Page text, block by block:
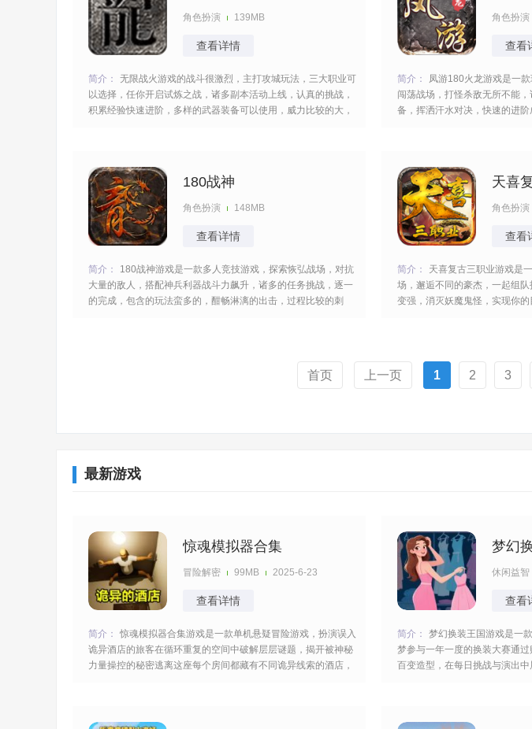
角色扮演 139MB
查看详情
简介：
无限战火游戏的战斗很激烈，主打攻城玩法，三大职业可
以选择，任你开启试炼之战，诸多副本活动上线，认真的挑战，
积累经验快速进阶，多样的武器装备可以使用，威力比较的大，
角色扮演
查看
简介：
凤游180火龙游戏是一
闯荡战场，打怪杀敌无所不能
备，挥洒汗水对决，快速的进
180战神
角色扮演 148MB
查看详情
简介：
180战神游戏是一款多人竞技游戏，探索恢弘战场，对抗
大量的敌人，搭配神兵利器战斗力飙升，诸多的任务挑战，逐一
的完成，包含的玩法蛮多的，酣畅淋漓的出击，过程比较的刺
天喜
角色扮演
查看
简介：
天喜复古三职业游戏是
场，邂逅不同的豪杰，一起组
变强，消灭妖魔鬼怪，实现你
首页 上一页 1 2 3
最新游戏
惊魂模拟器合集
冒险解密 99MB 2025-6-23
查看详情
简介：
惊魂模拟器合集游戏是一款单机悬疑冒险游戏，扮演误入
诡异酒店的旅客在循环重复的空间中破解层层谜题，揭开被神秘
力量操控的秘密逃离这座每个房间都藏有不同诡异线索的酒店，
梦幻
休闲益智
查看
简介：
梦幻换装王国游戏是一
梦参与一年一度的换装大赛通
百变造型，在每日挑战与演出